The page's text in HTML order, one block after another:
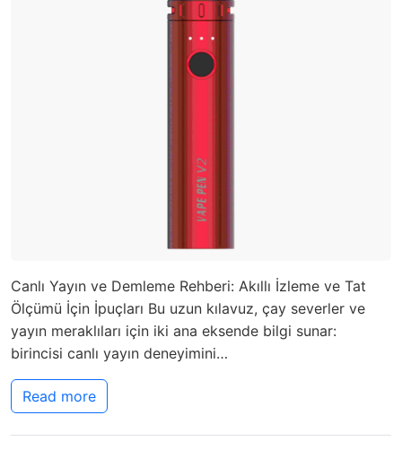
Canlı Yayın ve Demleme Rehberi: Akıllı İzleme ve Tat
Ölçümü İçin İpuçları Bu uzun kılavuz, çay severler ve
yayın meraklıları için iki ana eksende bilgi sunar:
birincisi canlı yayın deneyimini…
Read more